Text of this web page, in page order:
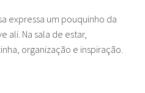
expressa um pouquinho da
ali. Na sala de estar,
organização e inspiração.